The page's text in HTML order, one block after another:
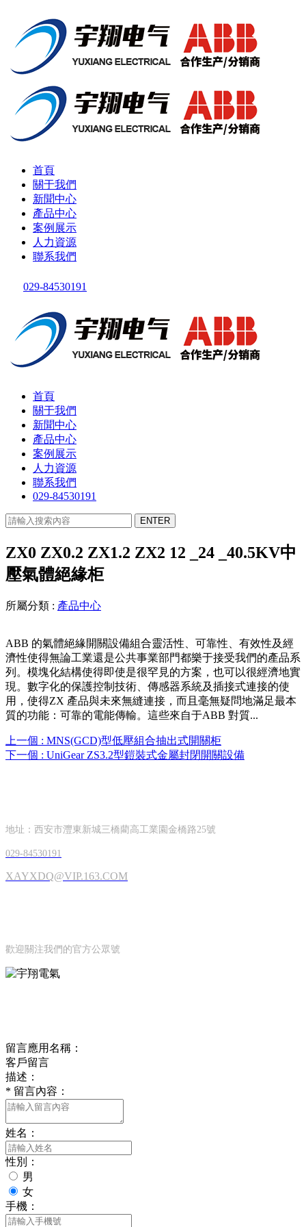
首頁
關于我們
新聞中心
產品中心
案例展示
人力資源
聯系我們
029-84530191
首頁
關于我們
新聞中心
產品中心
案例展示
人力資源
聯系我們
029-84530191
ZX0 ZX0.2 ZX1.2 ZX2 12 _24 _40.5KV中
壓氣體絕緣柜
所屬分類 : 產品中心
ABB 的氣體絕緣開關設備組合靈活性、可靠性、有效性及經
濟性使得無論工業還是公共事業部門都樂于接受我們的產品系
列。模塊化結構使得即使是很罕見的方案，也可以很經濟地實
現。數字化的保護控制技術、傳感器系統及插接式連接的使
用，使得ZX 產品與未來無縫連接，而且毫無疑問地滿足最本
質的功能：可靠的電能傳輸。這些來自于ABB 對質...
上一個 : MNS(GCD)型低壓組合抽出式開關柜
下一個 : UniGear ZS3.2型鎧裝式金屬封閉開關設備
地址：西安市灃東新城三橋藺高工業園金橋路25號
029-84530191
XAYXDQ@VIP.163.COM
歡迎關注我們的官方公眾號
留言應用名稱：
客戶留言
描述：
* 留言內容：
姓名：
性別：
男
女
手機：